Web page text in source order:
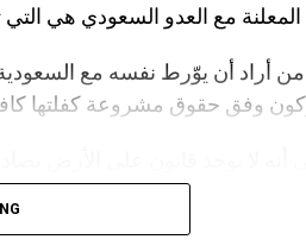
المعلنة مع العدو السعودي هي التي
من أراد أن يوّرط نفسه مع
وفق حقوق مشروعة كفلتها
أن تعي جيدا أن المخرج